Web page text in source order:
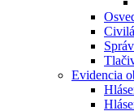
Evidencia